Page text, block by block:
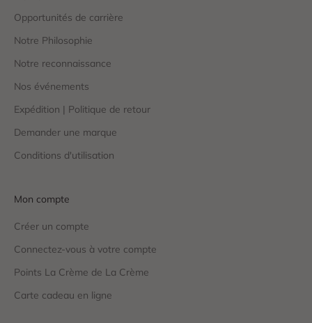
Opportunités de carrière
Notre Philosophie
Notre reconnaissance
Nos événements
Expédition | Politique de retour
Demander une marque
Conditions d'utilisation
Mon compte
Créer un compte
Connectez-vous à votre compte
Points La Crème de La Crème
Carte cadeau en ligne